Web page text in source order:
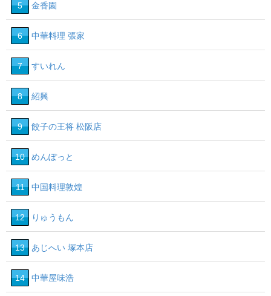
5 金香園
6 中華料理 張家
7 すいれん
8 紹興
9 餃子の王将 松阪店
10 めんぽっと
11 中国料理敦煌
12 りゅうもん
13 あじへい 塚本店
14 中華屋味浩